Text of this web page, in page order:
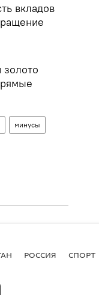
вкладов
минусы
РОССИЯ СПОРТ